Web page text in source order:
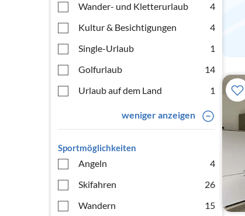
Wander- und Kletterurlaub
4
Kultur & Besichtigungen
4
Single-Urlaub
1
Golfurlaub
14
Urlaub auf dem Land
1
weniger anzeigen
Sportmöglichkeiten
Angeln
4
Skifahren
26
Wandern
15